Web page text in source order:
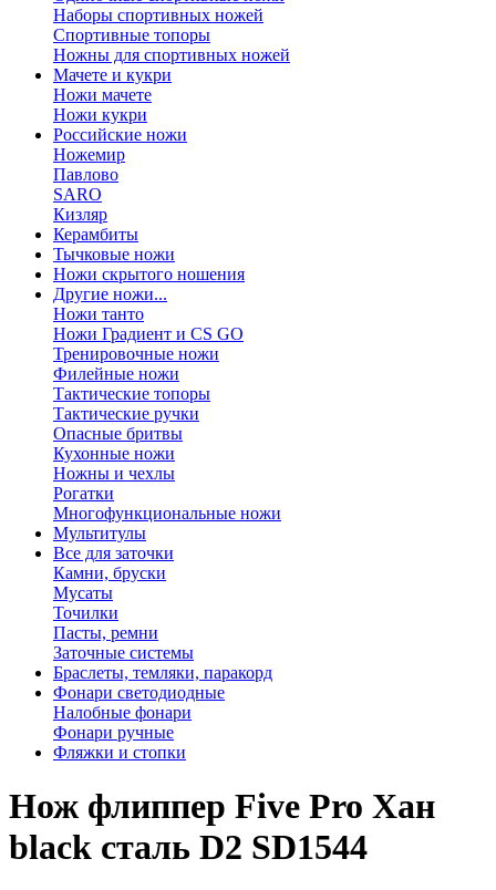
Наборы спортивных ножей
Спортивные топоры
Ножны для спортивных ножей
Мачете и кукри
Ножи мачете
Ножи кукри
Российские ножи
Ножемир
Павлово
SARO
Кизляр
Керамбиты
Тычковые ножи
Ножи скрытого ношения
Другие ножи...
Ножи танто
Ножи Градиент и CS GO
Тренировочные ножи
Филейные ножи
Тактические топоры
Тактические ручки
Опасные бритвы
Кухонные ножи
Ножны и чехлы
Рогатки
Многофункциональные ножи
Мультитулы
Все для заточки
Камни, бруски
Мусаты
Точилки
Пасты, ремни
Заточные системы
Браслеты, темляки, паракорд
Фонари светодиодные
Налобные фонари
Фонари ручные
Фляжки и стопки
Нож флиппер Five Pro Хан
black сталь D2 SD1544